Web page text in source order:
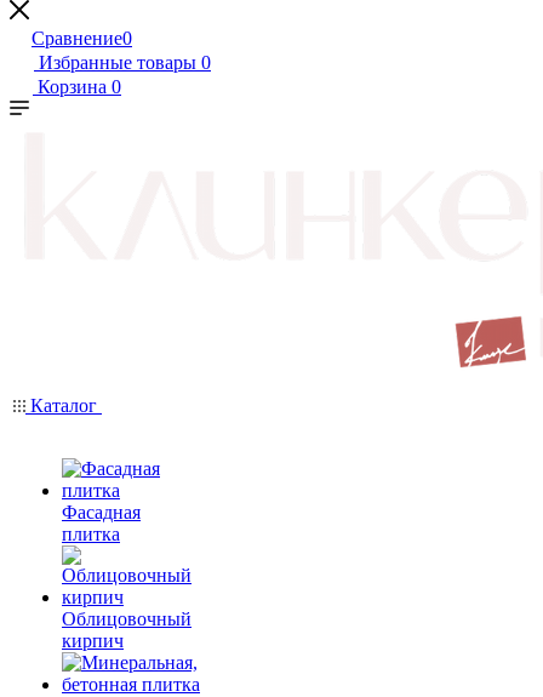
Сравнение0
Избранные товары 0
Корзина 0
Каталог
Фасадная
плитка
Облицовочный
кирпич